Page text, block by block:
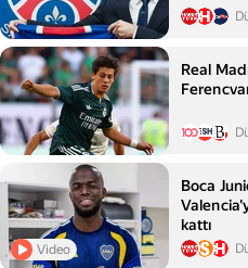
Real
Video
Boca
kattı